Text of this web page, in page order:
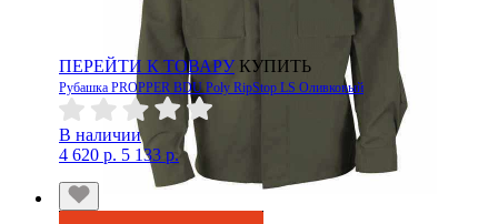
ПЕРЕЙТИ К ТОВАРУ КУПИТЬ
Рубашка PROPPER BDU Poly RipStop LS Оливковый
В наличии
4 620 р. 5 133 р.